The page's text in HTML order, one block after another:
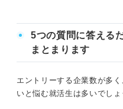
5つの質問に答える
まとまります
エントリーする企業数が多
いと悩む就活生は多いでしょ
例文⑨小売業界
例文⑩鉄鋼業界
志望動機に企業理念を盛